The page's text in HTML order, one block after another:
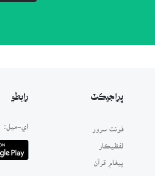
پراجيڪٽ
فونٽ سرور
لفظيڪار
پيغامِ قرآن
رابطو
اي-ميل: